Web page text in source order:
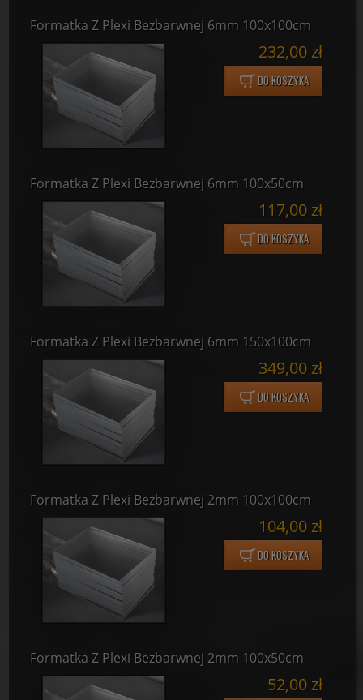
Formatka Z Plexi Bezbarwnej 6mm 100x100cm
232,00 zł
DO KOSZYKA
Formatka Z Plexi Bezbarwnej 6mm 100x50cm
117,00 zł
DO KOSZYKA
Formatka Z Plexi Bezbarwnej 6mm 150x100cm
349,00 zł
DO KOSZYKA
Formatka Z Plexi Bezbarwnej 2mm 100x100cm
104,00 zł
DO KOSZYKA
Formatka Z Plexi Bezbarwnej 2mm 100x50cm
52,00 zł